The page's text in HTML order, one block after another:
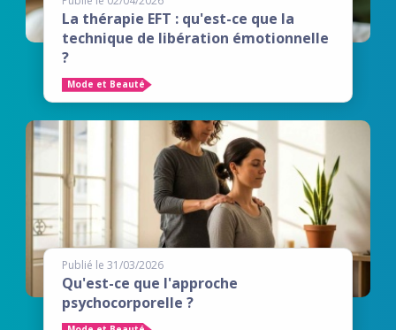
La thérapie EFT : qu'est-ce que la
technique de libération émotionnelle
?
Mode et Beauté
Publié le 31/03/2026
Qu'est-ce que l'approche
psychocorporelle ?